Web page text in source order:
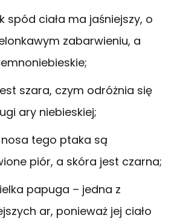
spód ciała ma jaśniejszy, o
zabarwieniu, a
szara, czym odróżnia się
ary niebieskiej;
tego ptaka są
piór, a skóra jest czarna;
papuga – jedna z
ar, ponieważ jej ciało